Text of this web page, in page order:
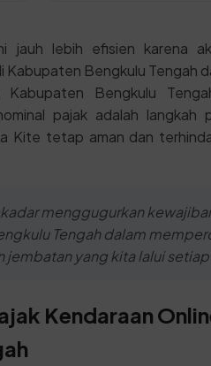
jauh lebih efisien karena
Kabupaten Bengkulu Tengah
Bengkulu
pajak adalah langkah
Kite tetap aman dan
menggugurkan
Tengah dalam
yang kita lalui setiap
Kendaraan